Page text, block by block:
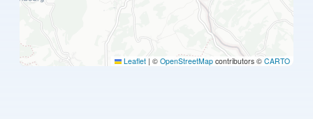
Leaflet | © OpenStreetMap contributors © CARTO